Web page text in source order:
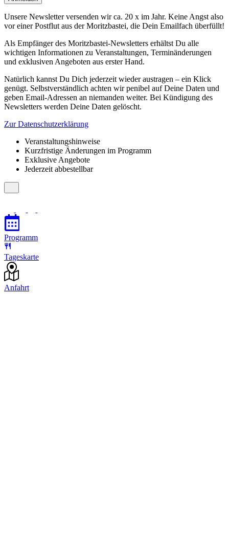
Unsere Newsletter versenden wir ca. 20 x im Jahr. Keine Angst also
vor einer Postflut aus der Moritzbastei, die Dein Emailfach überfüllt!
Als Empfänger des Moritzbastei-Newsletters erhältst Du alle
wichtigen Informationen zu Veranstaltungen, Terminänderungen
und exklusiven Angeboten aus erster Hand.
Natürlich kannst Du Dich jederzeit wieder austragen – ein Klick
genügt. Selbstverständlich achten wir penibel auf Deine Daten und
geben Email-Adressen an niemanden weiter. Bei Kündigung des
Newsletters werden Deine Daten gelöscht.
Zur Datenschutzerklärung
Veranstaltungshinweise
Kurzfristige Änderungen im Programm
Exklusive Angebote
Jederzeit abbestellbar
Programm
Tageskarte
Anfahrt